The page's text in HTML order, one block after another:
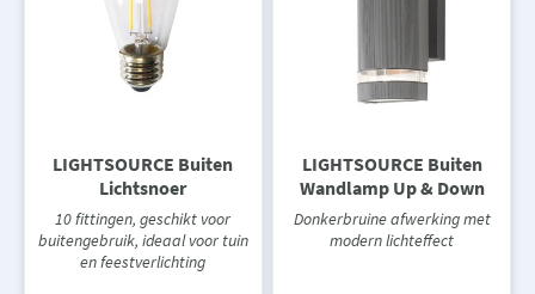
LIGHTSOURCE Buiten
Lichtsnoer
10 fittingen, geschikt voor
buitengebruik, ideaal voor tuin
en feestverlichting
LIGHTSOURCE Buiten
Wandlamp Up & Down
Donkerbruine afwerking met
modern lichteffect